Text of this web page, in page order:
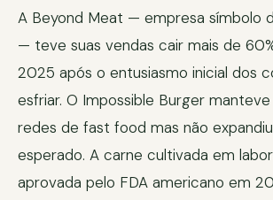
A Beyond Meat — empresa símbolo
— teve suas vendas cair mais de
2025 após o entusiasmo inicial dos
esfriar. O Impossible Burger
redes de fast food mas não
esperado. A carne cultivada em
aprovada pelo FDA americano em